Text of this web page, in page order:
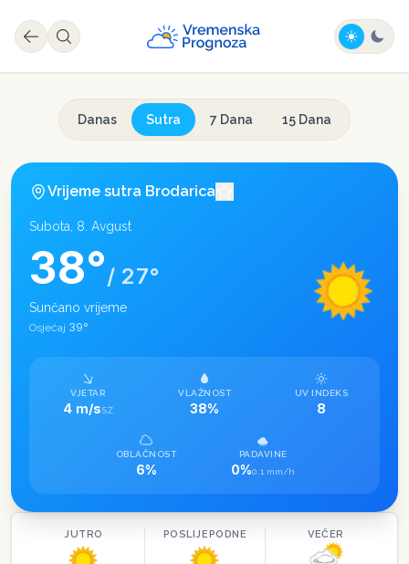
Danas Sutra 7 Dana 15 Dana
Vrijeme sutra Brodarica
Subota, 8. Avgust
38°/ 27°
Sunčano vrijeme
Osjećaj 39°
VJETAR
4 m/sSZ
VLAŽNOST
38%
UV INDEKS
8
OBLAČNOST
6%
PADAVINE
0%0.1 mm/h
JUTRO POSLIJEPODNE VEČER